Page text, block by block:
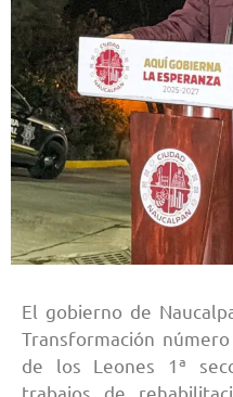
El gobierno de
Transformación
de los Leones 1ª
trabajos de